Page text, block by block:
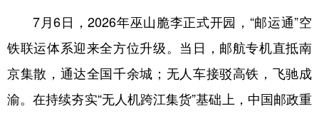
7月6日，2026年巫山脆李正式开园，“邮运通”空
铁联运体系迎来全方位升级。当日，邮航专机直抵南
京集散，通达全国千余城；无人车接驳高铁，飞驰成
渝。在持续夯实“无人机跨江集货”基础上，中国邮政重